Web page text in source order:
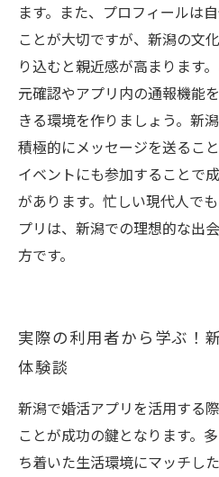
ます。また、プロフィールは
ことが大切ですが、新潟の文
り込むと親近感が高まります
元確認やアプリ内の通報機能
きる環境を作りましょう。新
積極的にメッセージを送るこ
イベントにも参加することで
があります。忙しい現代人で
プリは、新潟での理想的な出
方です。
実際の利用者から学ぶ！
体験談
新潟で婚活アプリを活用する
ことが成功の鍵となります。
ち着いた生活環境にマッチし